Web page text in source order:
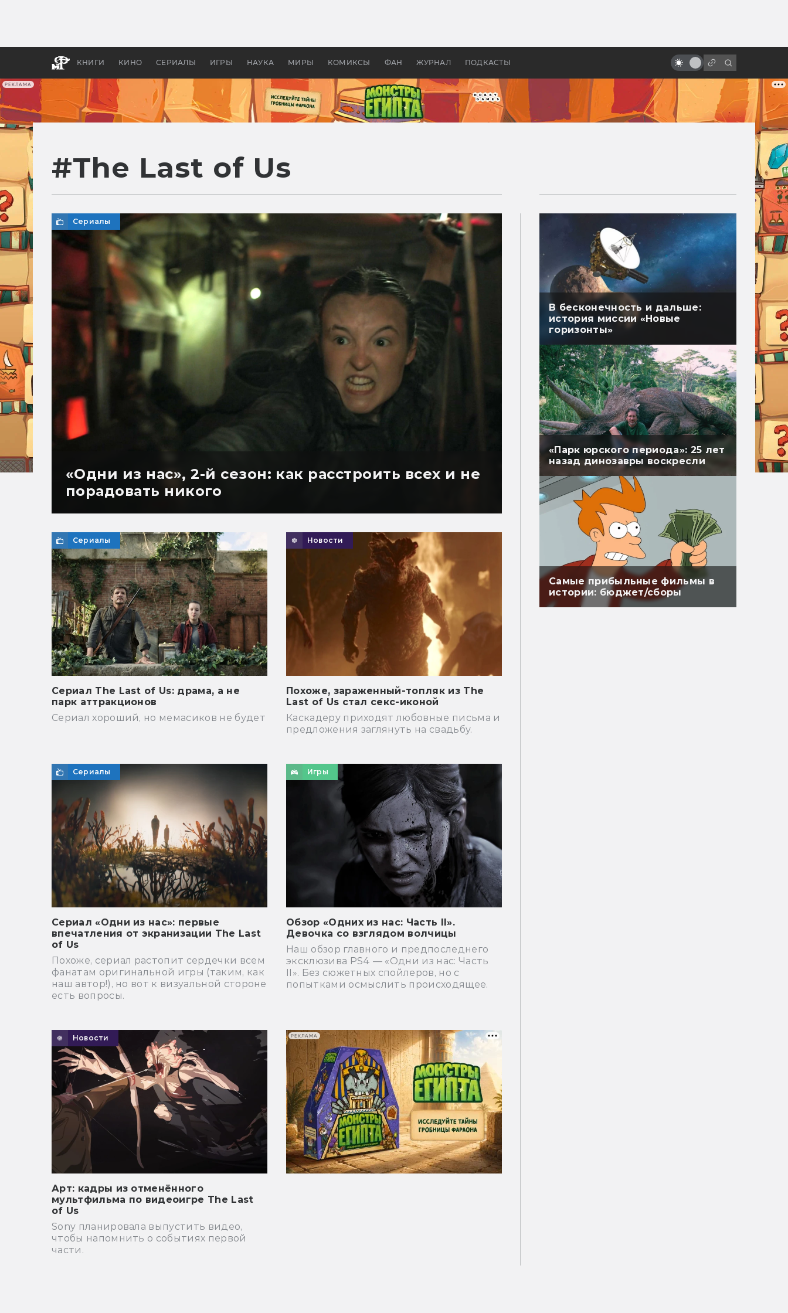
РЕКЛАМА
КНИГИ КИНО СЕРИАЛЫ ИГРЫ НАУКА МИРЫ КОМИКСЫ ФАН ЖУРНАЛ ПОДКАСТЫ
бы «Властелина колец»
Древней Грецией
супергероев
#The Last of Us
Сериалы
«Одни из нас», 2-й сезон: как расстроить всех и не
порадовать никого
Сериалы
Сериал The Last of Us: драма, а не
парк аттракционов
Сериал хороший, но мемасиков не будет
Новости
Похоже, зараженный-топляк из The
Last of Us стал секс-иконой
Каскадеру приходят любовные письма и
предложения заглянуть на свадьбу.
Сериалы
Сериал «Одни из нас»: первые
впечатления от экранизации The Last
of Us
Похоже, сериал растопит сердечки всем
фанатам оригинальной игры (таким, как
наш автор!), но вот к визуальной стороне
есть вопросы.
Игры
Обзор «Одних из нас: Часть II».
Девочка со взглядом волчицы
Наш обзор главного и предпоследнего
эксклюзива PS4 — «Одни из нас: Часть
II». Без сюжетных спойлеров, но с
попытками осмыслить происходящее.
Новости
Арт: кадры из отменённого
мультфильма по видеоигре The Last
of Us
Sony планировала выпустить видео,
чтобы напомнить о событиях первой
части.
РЕКЛАМА
В бесконечность и дальше:
история миссии «Новые
горизонты»
«Парк юрского периода»: 25 лет
назад динозавры воскресли
Самые прибыльные фильмы в
истории: бюджет/сборы